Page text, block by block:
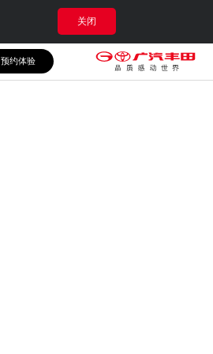
关闭
预约体验